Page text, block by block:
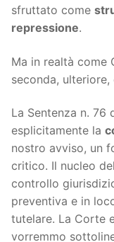
sfruttato come
repressione.
Ma in realtà come
seconda,
La Sentenza n. 76
esplicitamente la
nostro avviso, un
critico. Il nucleo
controllo
preventiva e in
tutelare. La Corte
vorremmo